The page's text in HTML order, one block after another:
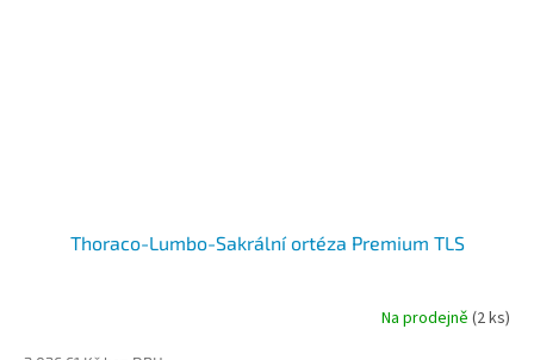
Thoraco-Lumbo-Sakrální ortéza Premium TLS
Na prodejně (2 ks)